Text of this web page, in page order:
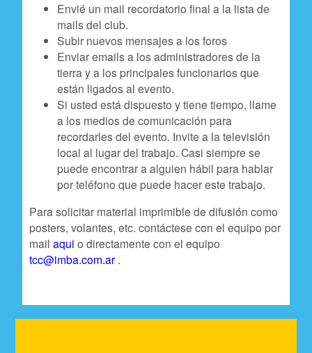
Envié un mail recordatorio final a la lista de
mails del club.
Subir nuevos mensajes a los foros
Enviar emails a los administradores de la
tierra y a los principales funcionarios que
están ligados al evento.
Si usted está dispuesto y tiene tiempo, llame
a los medios de comunicación para
recordarles del evento. Invite a la televisión
local al lugar del trabajo. Casi siempre se
puede encontrar a alguien hábil para hablar
por teléfono que puede hacer este trabajo.
Para solicitar material imprimible de difusión como
posters, volantes, etc. contáctese con el equipo por
mailaqui o directamente con el equipo
tcc@imba.com.ar .